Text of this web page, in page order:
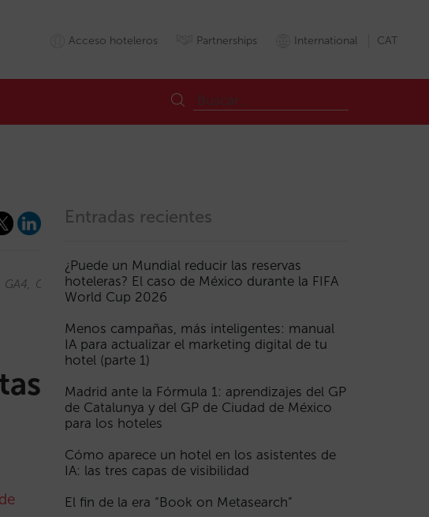
Acceso hoteleros Partnerships International CAT
GA4 Gatekeeper Google Metabuscadores Metacercadors OTA
Entradas recientes
¿Puede un Mundial reducir las reservas
hoteleras? El caso de México durante la FIFA
World Cup 2026
Menos campañas, más inteligentes: manual
IA para actualizar el marketing digital de tu
hotel (parte 1)
Madrid ante la Fórmula 1: aprendizajes del GP
de Catalunya y del GP de Ciudad de México
para los hoteles
Cómo aparece un hotel en los asistentes de
IA: las tres capas de visibilidad
El fin de la era “Book on Metasearch”